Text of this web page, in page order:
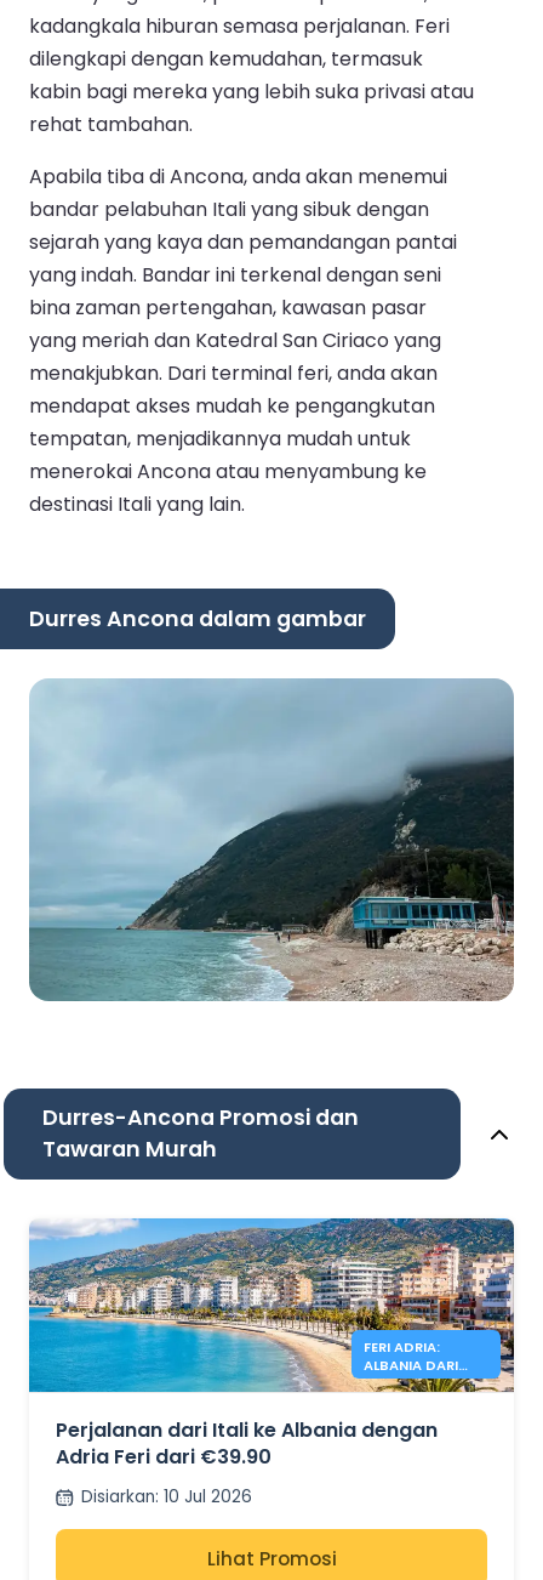
kadangkala hiburan semasa perjalanan. Feri
dilengkapi dengan kemudahan, termasuk
kabin bagi mereka yang lebih suka privasi atau
rehat tambahan.
Apabila tiba di Ancona, anda akan menemui
bandar pelabuhan Itali yang sibuk dengan
sejarah yang kaya dan pemandangan pantai
yang indah. Bandar ini terkenal dengan seni
bina zaman pertengahan, kawasan pasar
yang meriah dan Katedral San Ciriaco yang
menakjubkan. Dari terminal feri, anda akan
mendapat akses mudah ke pengangkutan
tempatan, menjadikannya mudah untuk
menerokai Ancona atau menyambung ke
destinasi Itali yang lain.
Durres Ancona dalam gambar
Durres-Ancona Promosi dan
Tawaran Murah
FERI ADRIA:
ALBANIA DARI
39.90€
Perjalanan dari Itali ke Albania dengan
Adria Feri dari €39.90
Disiarkan: 10 Jul 2026
Lihat Promosi